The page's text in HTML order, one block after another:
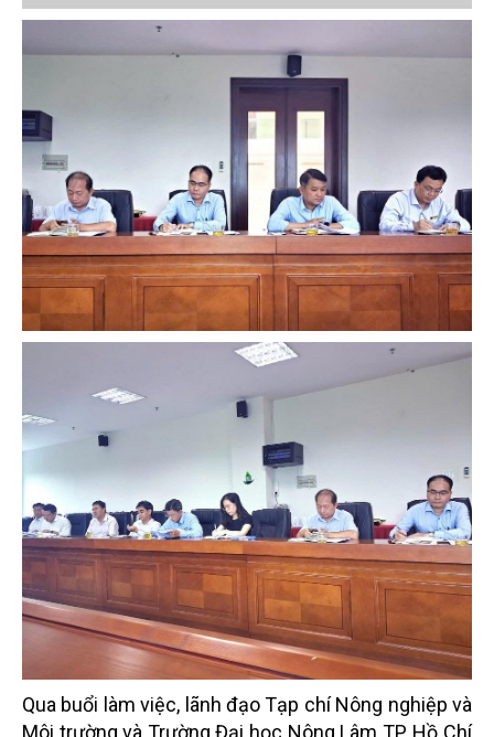
Qua buổi làm việc, lãnh đạo Tạp chí Nông nghiệp và
Môi trường và Trường Đại học Nông Lâm TP. Hồ Chí